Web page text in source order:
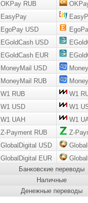
OKPay RUB
EasyPay
EgoPay USD
EGoldCash USD
EGoldCash EUR
MoneyMail USD
MoneyMail RUB
W1 RUB
W1
W1 USD
W1
W1 UAH
W1
Z-Payment RUB
Z-
GlobalDigital USD
GlobalDigital EUR
Банковские переводы
Наличные
Денежные переводы